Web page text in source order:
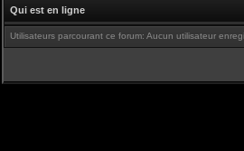
Qui est en ligne
Utilisateurs parcourant ce forum: Aucun utilisateur